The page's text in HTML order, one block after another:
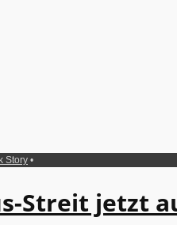
Story •
Streit jetzt